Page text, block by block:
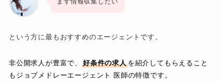
という方に最もおすすめのエージェントです。
非公開求人が豊富で、 好条件の求人を紹介してもらえること
もジョブメドレーエージェント 医師の特徴です。